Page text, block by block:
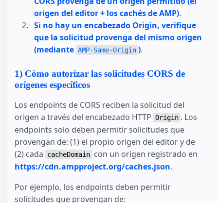
origen del editor + los cachés de AMP).
Si no hay un encabezado Origin, verifique
que la solicitud provenga del mismo origen
(mediante AMP-Same-Origin ).
1) Cómo autorizar las solicitudes CORS de
orígenes específicos
Los endpoints de CORS reciben la solicitud del
origen a través del encabezado HTTP Origin . Los
endpoints solo deben permitir solicitudes que
provengan de: (1) el propio origen del editor y de
(2) cada
cacheDomain con un origen registrado en
https://cdn.ampproject.org/caches.json.
Por ejemplo, los endpoints deben permitir
solicitudes que provengan de: